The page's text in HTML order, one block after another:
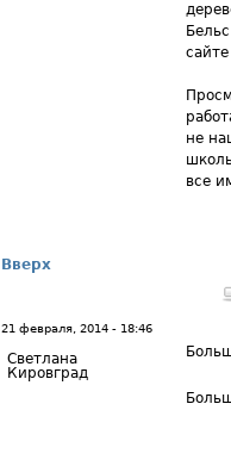
не
все
Вверх
21 февраля, 2014 - 18:46
Светлана
Кировград